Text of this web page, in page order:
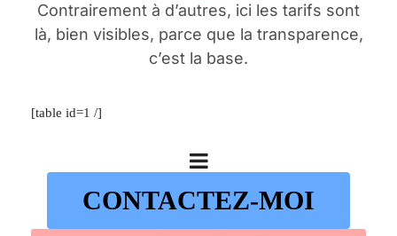
Contrairement à d’autres, ici les tarifs sont
là, bien visibles, parce que la transparence,
c’est la base.
[table id=1 /]
CONTACTEZ-MOI